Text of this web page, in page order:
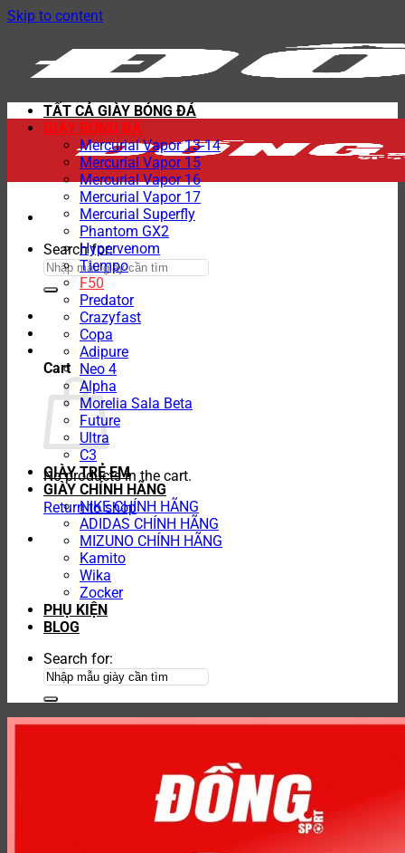
Skip to content
Search for:
Cart
No products in the cart.
Return to shop
TẤT CẢ GIÀY BÓNG ĐÁ
GIÀY BÓNG ĐÁ
Mercurial Vapor 13-14
Mercurial Vapor 15
Mercurial Vapor 16
Mercurial Vapor 17
Mercurial Superfly
Phantom GX2
Hypervenom
Tiempo
F50
Predator
Crazyfast
Copa
Adipure
Neo 4
Alpha
Morelia Sala Beta
Future
Ultra
C3
GIÀY TRẺ EM
GIÀY CHÍNH HÃNG
NIKE CHÍNH HÃNG
ADIDAS CHÍNH HÃNG
MIZUNO CHÍNH HÃNG
Kamito
Wika
Zocker
PHỤ KIỆN
BLOG
Search for: